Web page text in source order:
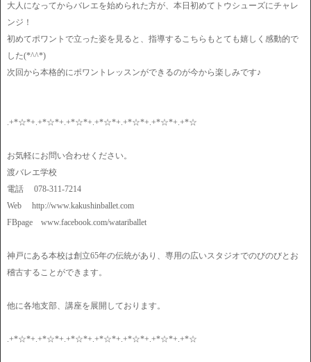
大人になってからバレエを始められた方が、本日初めてトウシューズにチャレ
ンジ！
初めてポワントで立った姿を見ると、指導するこちらもとても嬉しく感動的で
した(*^^*)
次回から本格的にポワントレッスンができるのが今から楽しみです♪
.+*☆*+.+*☆*+.+*☆*+.+*☆*+.+*☆*+.+*☆*+.+*☆
お気軽にお問い合わせください。
渡バレエ学校
電話 078-311-7214
Web http://www.kakushinballet.com
FBpage www.facebook.com/watariballet
神戸にある本校は創立65年の伝統があり、専用の広いスタジオでのびのびとお
稽古することができます。
他に各地支部、講座を展開しております。
.+*☆*+.+*☆*+.+*☆*+.+*☆*+.+*☆*+.+*☆*+.+*☆